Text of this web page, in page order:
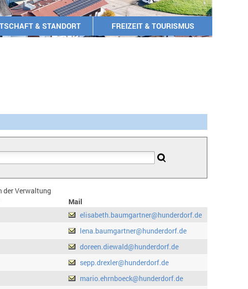
& STANDORT FREIZEIT & TOURISMUS
der Verwaltung
Mail
elisabeth.baumgartner@hunderdorf.de
lena.baumgartner@hunderdorf.de
doreen.diewald@hunderdorf.de
sepp.drexler@hunderdorf.de
mario.ehrnboeck@hunderdorf.de